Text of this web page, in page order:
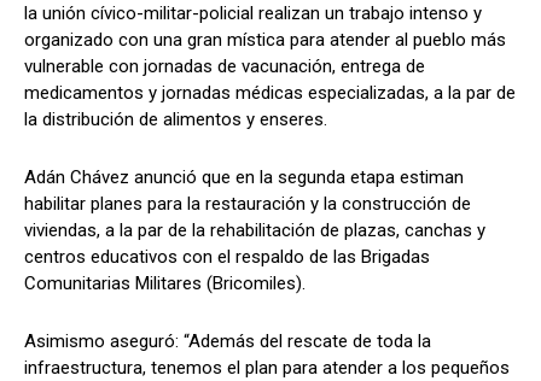
la unión cívico-militar-policial realizan un trabajo intenso y
organizado con una gran mística para atender al pueblo más
vulnerable con jornadas de vacunación, entrega de
medicamentos y jornadas médicas especializadas, a la par de
la distribución de alimentos y enseres.
Adán Chávez anunció que en la segunda etapa estiman
habilitar planes para la restauración y la construcción de
viviendas, a la par de la rehabilitación de plazas, canchas y
centros educativos con el respaldo de las Brigadas
Comunitarias Militares (Bricomiles).
Asimismo aseguró: “Además del rescate de toda la
infraestructura, tenemos el plan para atender a los pequeños